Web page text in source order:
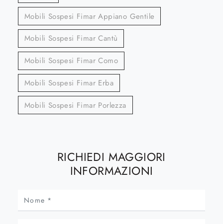
Mobili Sospesi Fimar Appiano Gentile
Mobili Sospesi Fimar Cantù
Mobili Sospesi Fimar Como
Mobili Sospesi Fimar Erba
Mobili Sospesi Fimar Porlezza
RICHIEDI MAGGIORI
INFORMAZIONI